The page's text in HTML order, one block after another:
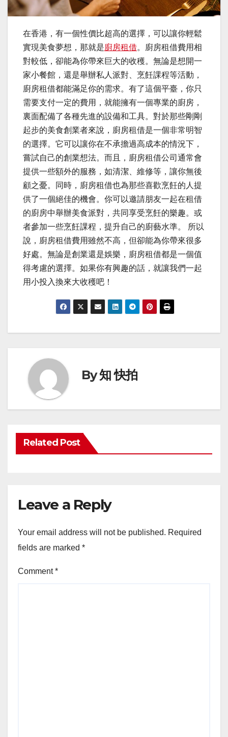
在香港，有一個性價比超高的選擇，可以讓你輕鬆
實現美食夢想，那就是廚房租借。廚房租借費用相
對較低，卻能為你帶來巨大的收穫。無論是想開一
家小餐館，還是舉辦私人派對、烹飪課程等活動，
廚房租借都能滿足你的需求。有了這個平臺，你只
需要支付一定的費用，就能擁有一個專業的廚房，
裏面配備了各種先進的設備和工具。對於那些剛剛
起步的美食創業者來說，廚房租借是一個非常明智
的選擇。它可以讓你在不承擔過高成本的情況下，
嘗試自己的創業想法。而且，廚房租借公司通常會
提供一些額外的服務，如清潔、維修等，讓你無後
顧之憂。同時，廚房租借也為那些喜歡烹飪的人提
供了一個絕佳的機會。你可以邀請朋友一起在租借
的廚房中舉辦美食派對，共同享受烹飪的樂趣。或
者參加一些烹飪課程，提升自己的廚藝水準。 所以
說，廚房租借費用雖然不高，但卻能為你帶來很多
好處。無論是創業還是娛樂，廚房租借都是一個值
得考慮的選擇。如果你有興趣的話，就讓我們一起
用小投入換來大收穫吧！
By知 快拍
Related Post
Leave a Reply
Your email address will not be published. Required
fields are marked *
Comment*